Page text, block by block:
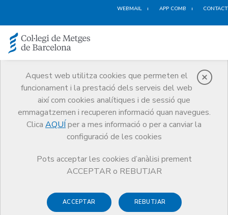
WEBMAIL APP COMB
Aquest web utilitza cookies que permeten el
funcionament i la prestació dels serveis del web
així com cookies analítiques i de sessió que
emmagatzemen i recuperen informació quan navegues.
Clica AQUÍ per a mes informació o per a canviar la
configuració de les cookies
Pots acceptar les cookies d’anàlisi prement
ACCEPTAR o REBUTJAR
ACCEPTAR REBUTJAR
Medicina Privada
Orientació Professional
Medicina Privada
Cens de consultes mèdiques
Amb el cens de consultes mèdiques, el Col·legi registra i